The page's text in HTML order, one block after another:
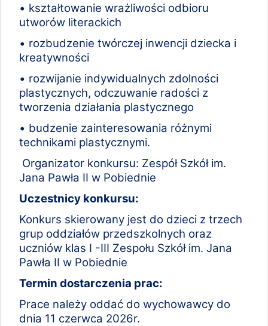
• kształtowanie wrażliwości odbioru
utworów literackich
• rozbudzenie twórczej inwencji dziecka i
kreatywności
• rozwijanie indywidualnych zdolności
plastycznych, odczuwanie radości z
tworzenia działania plastycznego
• budzenie zainteresowania różnymi
technikami plastycznymi.
Organizator konkursu: Zespół Szkół im.
Jana Pawła II w Pobiednie
Uczestnicy konkursu:
Konkurs skierowany jest do dzieci z trzech
grup oddziałów przedszkolnych oraz
uczniów klas I -III Zespołu Szkół im. Jana
Pawła II w Pobiednie
Termin dostarczenia prac:
Prace należy oddać do wychowawcy do
dnia 11 czerwca 2026r.